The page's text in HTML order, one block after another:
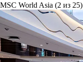
MSC World Asia (2 из 25)